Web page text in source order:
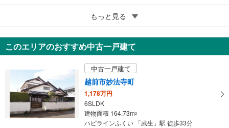
福井市文京3丁目
2,980万円
3LDK
89.54m2
福井県福井市文京3丁目
もっと見る
このエリアのおすすめ中古一戸建て
中古一戸建て
越前市妙法寺町
1,178万円
6SLDK
建物面積 164.73m2
ハピラインふくい 「武生」駅 徒歩33分